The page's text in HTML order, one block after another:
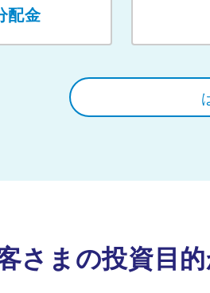
配金
さまの投資目